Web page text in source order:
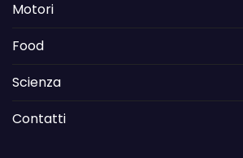
Motori
Food
Scienza
Contatti